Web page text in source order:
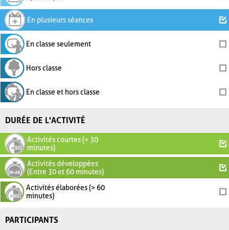
En plusieurs séances
En classe seulement
Hors classe
En classe et hors classe
DURÉE DE L'ACTIVITÉ
Activités courtes (< 30
minutes)
Activités développées
(Entre 30 et 60 minutes)
Activités élaborées (> 60
minutes)
PARTICIPANTS